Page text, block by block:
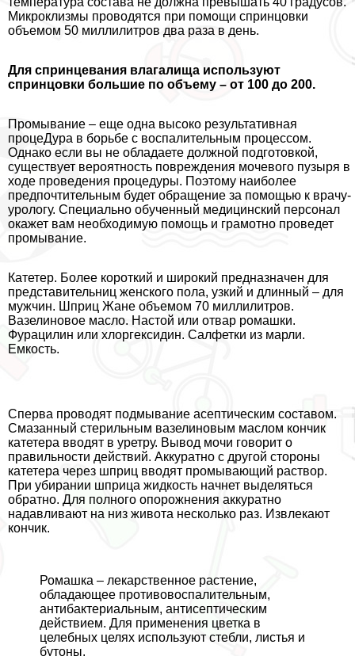
Микроклизмы проводятся при помощи спринцовки
объемом 50 миллилитров два раза в день.
Для спринцевания влагалища используют
спринцовки большие по объему – от 100 до 200.
Промывание – еще одна высоко результативная
процеДypa в борьбе с воспалительным процессом.
Однако если вы не обладаете должной подготовкой,
существует вероятность повреждения мочевого пузыря в
ходе проведения процедуры. Поэтому наиболее
предпочтительным будет обращение за помощью к врачу-
урологу. Специально обученный медицинский персонал
окажет вам необходимую помощь и грамотно проведет
промывание.
Катетер. Более короткий и широкий предназначен для
представительниц женского пола, узкий и длинный – для
мужчин. Шприц Жане объемом 70 миллилитров.
Вазелиновое масло. Настой или отвар ромашки.
Фурацилин или хлоргексидин. Салфетки из марли.
Емкость.
Сперва проводят подмывание асептическим составом.
Смазанный стерильным вазелиновым маслом кончик
катетера вводят в уретру. Вывод мочи говорит о
правильности действий. Аккуратно с другой стороны
катетера через шприц вводят промывающий раствор.
При убирании шприца жидкость начнет выделяться
обратно. Для полного oпopoжнения аккуратно
надавливают на низ живота несколько раз. Извлекают
кончик.
Ромашка – лекарственное растение,
обладающее противовоспалительным,
антибактериальным, антисептическим
действием. Для применения цветка в
целебных целях используют стeбли, листья и
бутоны.